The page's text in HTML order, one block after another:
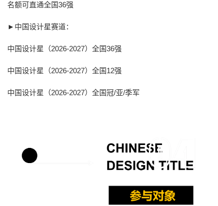
名额可直通全国36强
► 中国设计星赛道：
中国设计星 （2026-2027）全国36强
中国设计星 （2026-2027）全国12强
中国设计星 （2026-2027）全国冠/亚/季军